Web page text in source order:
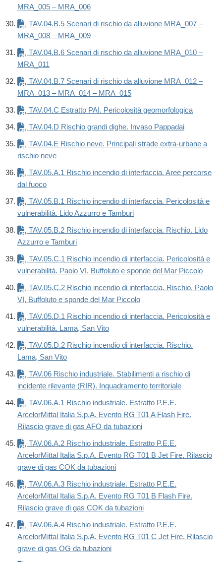
MRA_005 – MRA_006
TAV.04.B.5 Scenari di rischio da alluvione MRA_007 –
MRA_008 – MRA_009
TAV.04.B.6 Scenari di rischio da alluvione MRA_010 –
MRA_011
TAV.04.B.7 Scenari di rischio da alluvione MRA_012 –
MRA_013 – MRA_014 – MRA_015
TAV.04.C Estratto PAI. Pericolosità geomorfologica
TAV.04.D Rischio grandi dighe. Invaso Pappadai
TAV.04.E Rischio neve. Principali strade extra-urbane a
rischio neve
TAV.05.A.1 Rischio incendio di interfaccia. Aree percorse
dal fuoco
TAV.05.B.1 Rischio incendio di interfaccia. Pericolosità e
vulnerabilità. Lido Azzurro e Tamburi
TAV.05.B.2 Rischio incendio di interfaccia. Rischio. Lido
Azzurro e Tamburi
TAV.05.C.1 Rischio incendio di interfaccia. Pericolosità e
vulnerabilità. Paolo VI, Buffoluto e sponde del Mar Piccolo
TAV.05.C.2 Rischio incendio di interfaccia. Rischio. Paolo
VI, Buffoluto e sponde del Mar Piccolo
TAV.05.D.1 Rischio incendio di interfaccia. Pericolosità e
vulnerabilità. Lama, San Vito
TAV.05.D.2 Rischio incendio di interfaccia. Rischio.
Lama, San Vito
TAV.06 Rischio industriale. Stabilimenti a rischio di
incidente rilevante (RIR). Inquadramento territoriale
TAV.06.A.1 Rischio industriale. Estratto P.E.E.
ArcelorMittal Italia S.p.A. Evento RG T01 A Flash Fire.
Rilascio grave di gas AFO da tubazioni
TAV.06.A.2 Rischio industriale. Estratto P.E.E.
ArcelorMittal Italia S.p.A. Evento RG T01 B Jet Fire. Rilascio
grave di gas COK da tubazioni
TAV.06.A.3 Rischio industriale. Estratto P.E.E.
ArcelorMittal Italia S.p.A. Evento RG T01 B Flash Fire.
Rilascio grave di gas COK da tubazioni
TAV.06.A.4 Rischio industriale. Estratto P.E.E.
ArcelorMittal Italia S.p.A. Evento RG T01 C Jet Fire. Rilascio
grave di gas OG da tubazioni